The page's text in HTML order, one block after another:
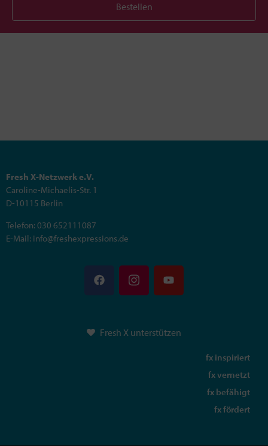
Bestellen
Fresh X-Netzwerk e.V.
Caroline-Michaelis-Str. 1
D-10115 Berlin
Telefon: 030 652111087
E-Mail: info@freshexpressions.de
Fresh X unterstützen
fx inspiriert
fx vernetzt
fx befähigt
fx fördert